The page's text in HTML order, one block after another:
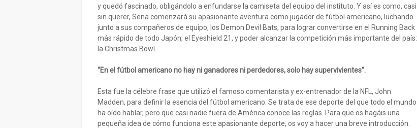
y quedó fascinado, obligándolo a enfundarse la camiseta del equipo del instituto. Y así es como, casi
sin querer, Sena comenzará su apasionante aventura como jugador de fútbol americano, luchando
junto a sus compañeros de equipo, los Demon Devil Bats, para lograr convertirse en el Running Back
más rápido de todo Japón, el Eyeshield 21, y poder alcanzar la competición más importante del país:
la Christmas Bowl.
“En el fútbol americano no hay ni ganadores ni perdedores, solo hay supervivientes”.
Esta fue la célebre frase que utilizó el famoso comentarista y ex-entrenador de la NFL, John
Madden, para definir la esencia del fútbol americano. Se trata de ese deporte del que todo el mundo
ha oído hablar, pero que casi nadie fuera de América conoce las reglas. Para que os hagáis una
pequeña idea de cómo funciona este apasionante deporte, os voy a hacer una breve introducción.